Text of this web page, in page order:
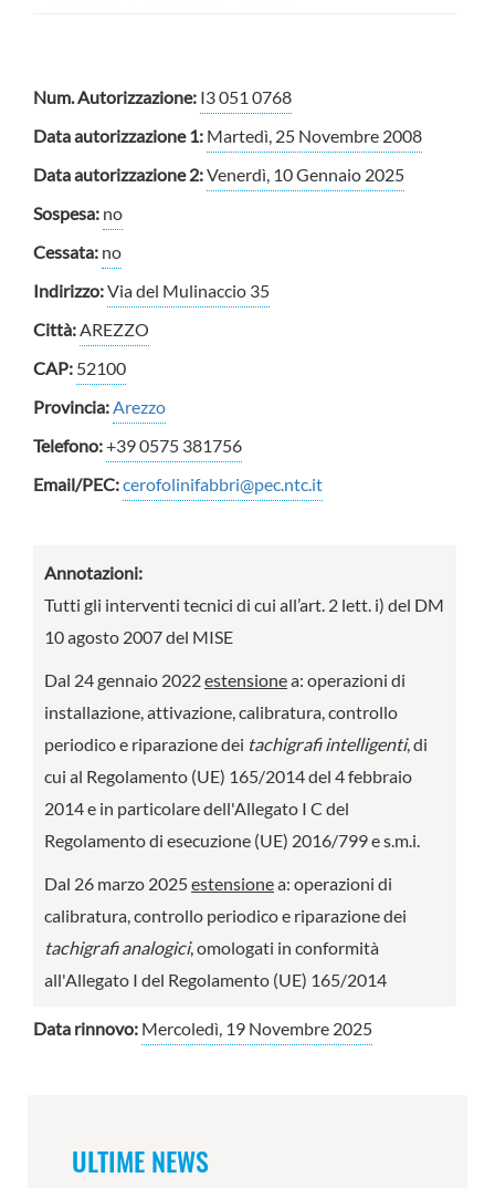
Num. Autorizzazione: I3 051 0768
Data autorizzazione 1: Martedì, 25 Novembre 2008
Data autorizzazione 2:Venerdì, 10 Gennaio 2025
Sospesa: no
Cessata: no
Indirizzo:Via del Mulinaccio 35
Città:AREZZO
CAP: 52100
Provincia:Arezzo
Telefono:+39 0575 381756
Email/PEC:cerofolinifabbri@pec.ntc.it
Annotazioni:
Tutti gli interventi tecnici di cui all’art. 2 lett. i) del DM
10 agosto 2007 del MISE
Dal 24 gennaio 2022estensionea: operazioni di
installazione, attivazione, calibratura, controllo
periodico e riparazione dei tachigrafi intelligenti, di
cui al Regolamento (UE) 165/2014 del 4 febbraio
2014 e in particolare dell'Allegato I C del
Regolamento di esecuzione (UE) 2016/799 e s.m.i.
Dal 26 marzo 2025estensionea: operazioni di
calibratura, controllo periodico e riparazione dei
tachigrafi analogici, omologati in conformità
all'Allegato I del Regolamento (UE) 165/2014
Data rinnovo: Mercoledì, 19 Novembre 2025
ULTIME NEWS